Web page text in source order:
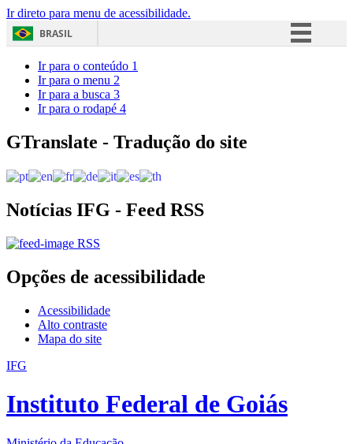
Ir direto para menu de acessibilidade.
BRASIL
Acesso à informação
Ir para o conteúdo 1
Ir para o menu 2
Ir para a busca 3
Ir para o rodapé 4
GTranslate - Tradução do site
Notícias IFG - Feed RSS
RSS
Opções de acessibilidade
Acessibilidade
Alto contraste
Mapa do site
IFG
Instituto Federal de Goiás